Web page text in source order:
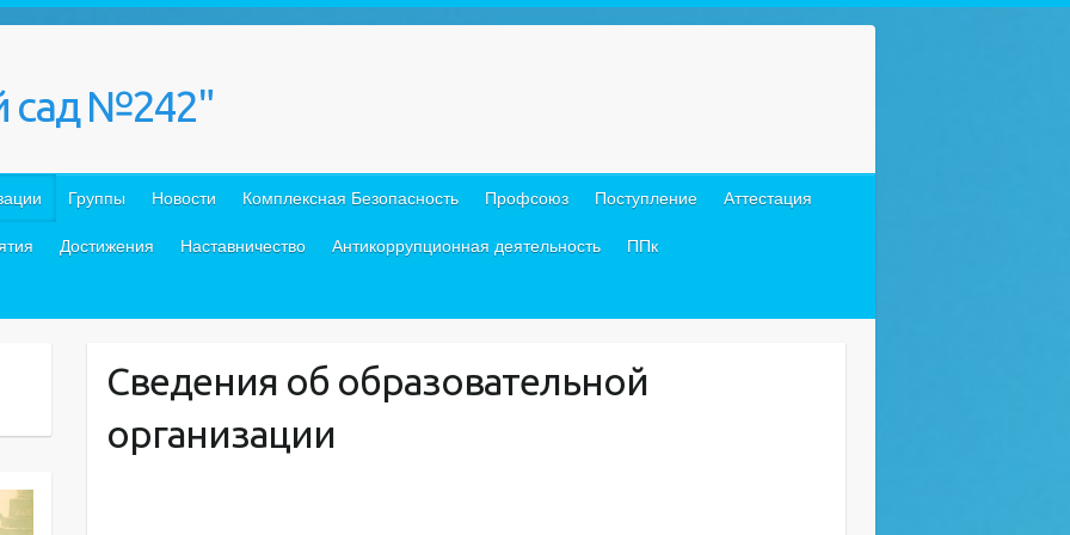
сад №242"
Группы Новости Комплексная Безопасность Профсоюз Поступление Аттестация
Достижения Наставничество Антикоррупционная деятельность ППк
Сведения об образовательной
организации